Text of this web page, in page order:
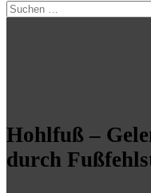
Hohlfuß –
durch